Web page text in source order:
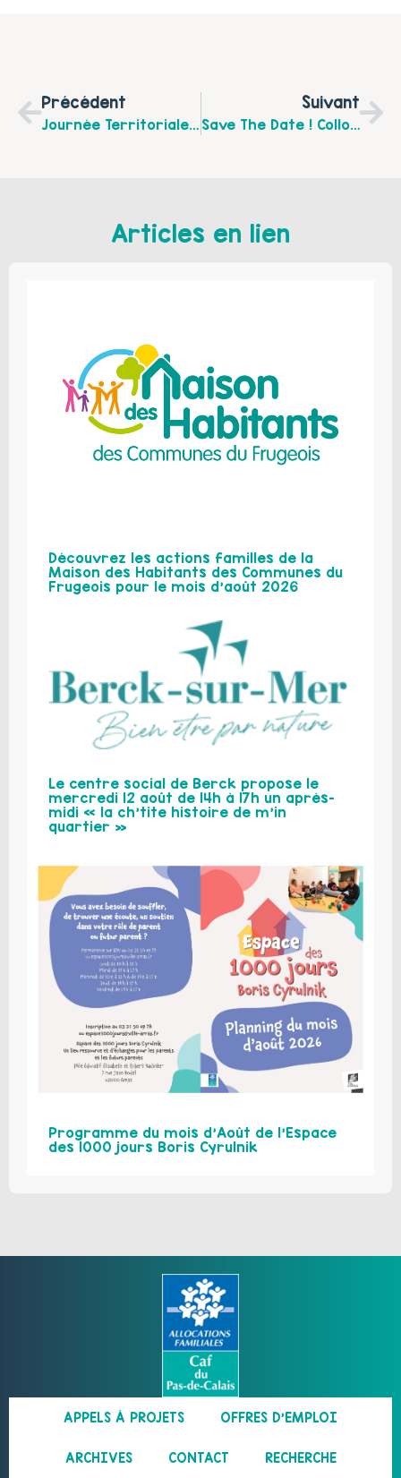
Précédent
Journée Territoriale Des 1000 Premiers Jours D’Hénin-Carvin
Suivant
Save The Date ! Colloque Intitulé « Les Mécanismes De L’emprise Au Cœur Des Relations »
Articles en lien
Découvrez les actions familles de la
Maison des Habitants des Communes du
Frugeois pour le mois d’août 2026
Le centre social de Berck propose le
mercredi 12 août de 14h à 17h un après-
midi « la ch’tite histoire de m’in
quartier »
Programme du mois d’Août de l’Espace
des 1000 jours Boris Cyrulnik
APPELS À PROJETS OFFRES D’EMPLOI
ARCHIVES CONTACT RECHERCHE